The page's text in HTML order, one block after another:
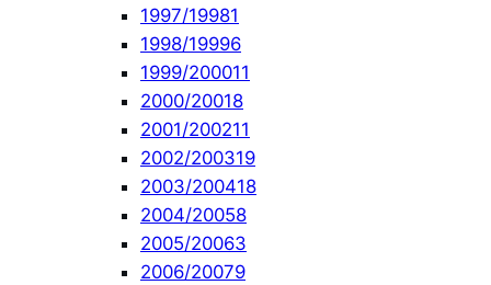
1997/19981
1998/19996
1999/200011
2000/20018
2001/200211
2002/200319
2003/200418
2004/20058
2005/20063
2006/20079